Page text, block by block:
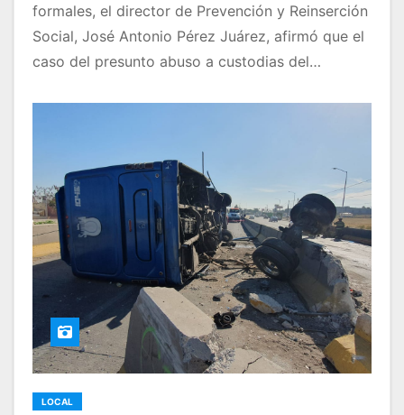
formales, el director de Prevención y Reinserción
Social, José Antonio Pérez Juárez, afirmó que el
caso del presunto abuso a custodias del…
LOCAL